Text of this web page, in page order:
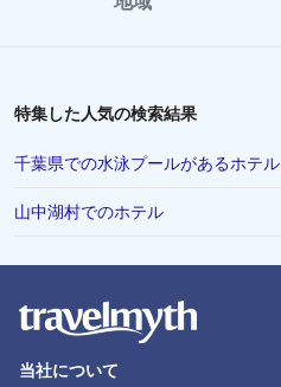
特集した人気の検索結果
千葉県での水泳プールがあるホテル
山中湖村でのホテル
当社について